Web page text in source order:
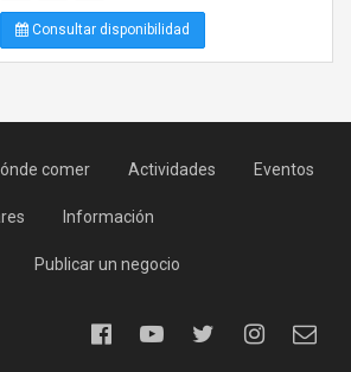
Consultar disponibilidad
comer Actividades Eventos
Información
Publicar un negocio